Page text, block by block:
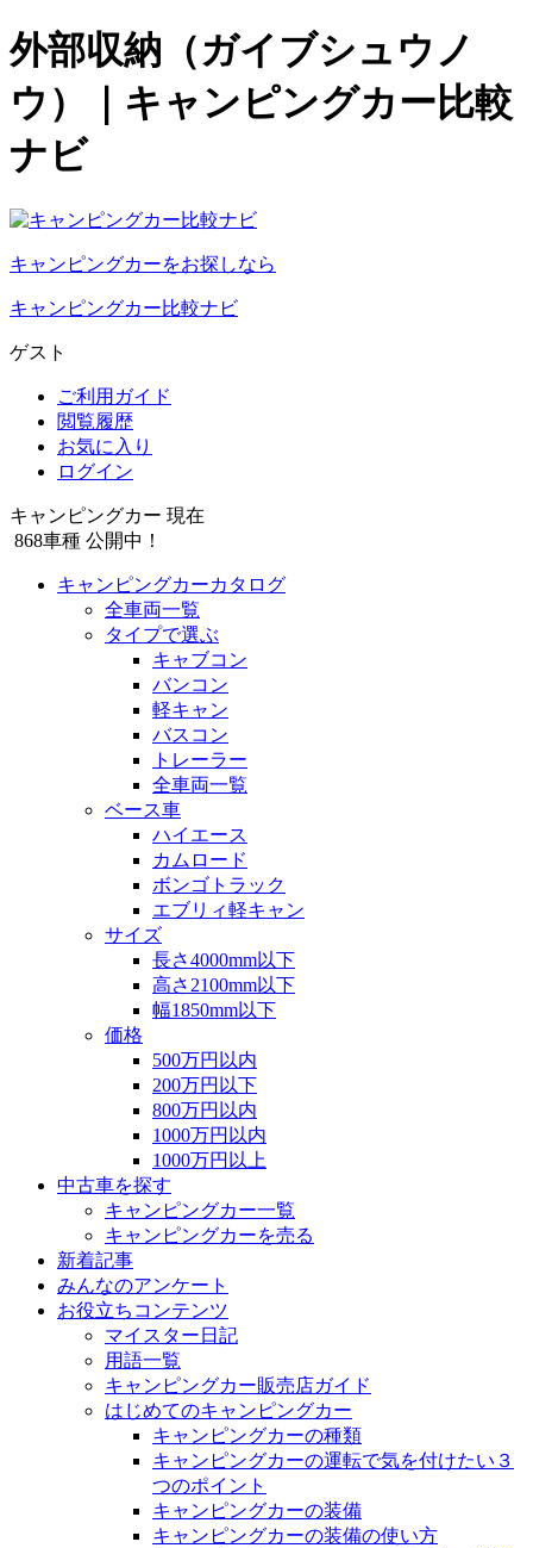
外部収納（ガイブシュウノ
ウ）｜キャンピングカー比較
ナビ
キャンピングカーをお探しなら
キャンピングカー比較ナビ
ゲスト
ご利用ガイド
閲覧履歴
お気に入り
ログイン
キャンピングカー 現在
868車種 公開中！
キャンピングカーカタログ
全車両一覧
タイプで選ぶ
キャブコン
バンコン
軽キャン
バスコン
トレーラー
全車両一覧
ベース車
ハイエース
カムロード
ボンゴトラック
エブリィ軽キャン
サイズ
長さ4000mm以下
高さ2100mm以下
幅1850mm以下
価格
500万円以内
200万円以下
800万円以内
1000万円以内
1000万円以上
中古車を探す
キャンピングカー一覧
キャンピングカーを売る
新着記事
みんなのアンケート
お役立ちコンテンツ
マイスター日記
用語一覧
キャンピングカー販売店ガイド
はじめてのキャンピングカー
キャンピングカーの種類
キャンピングカーの運転で気を付けたい３
つのポイント
キャンピングカーの装備
キャンピングカーの装備の使い方